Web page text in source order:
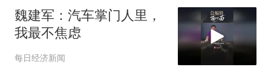
魏建军：汽车掌门人里，
我最不焦虑
每日经济新闻